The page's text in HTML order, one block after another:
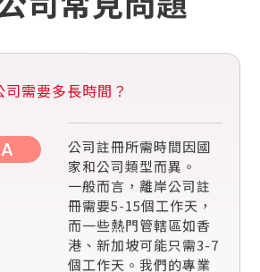
公司註冊所需時間因國
家和公司類型而異。
一般而言，離岸公司註
冊需要5-15個工作天，
而一些熱門管轄區如香
港、新加坡可能只需3-7
個工作天。我們的專業
團隊會在收到您的完整